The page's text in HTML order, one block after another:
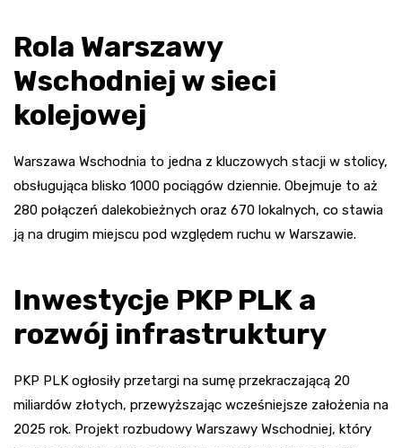
Rola Warszawy
Wschodniej w sieci
kolejowej
Warszawa Wschodnia to jedna z kluczowych stacji w stolicy,
obsługująca blisko 1000 pociągów dziennie. Obejmuje to aż
280 połączeń dalekobieżnych oraz 670 lokalnych, co stawia
ją na drugim miejscu pod względem ruchu w Warszawie.
Inwestycje PKP PLK a
rozwój infrastruktury
PKP PLK ogłosiły przetargi na sumę przekraczającą 20
miliardów złotych, przewyższając wcześniejsze założenia na
2025 rok. Projekt rozbudowy Warszawy Wschodniej, który